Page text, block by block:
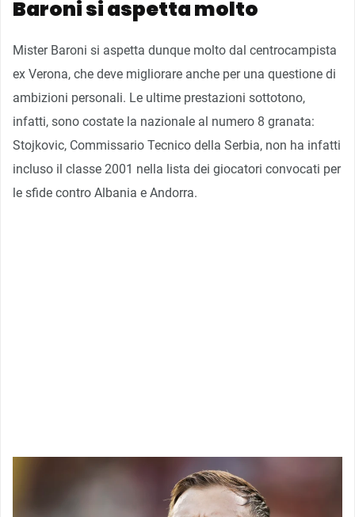
Baroni si aspetta molto
Mister Baroni si aspetta dunque molto dal centrocampista
ex Verona, che deve migliorare anche per una questione di
ambizioni personali. Le ultime prestazioni sottotono,
infatti, sono costate la nazionale al numero 8 granata:
Stojkovic, Commissario Tecnico della Serbia, non ha infatti
incluso il classe 2001 nella lista dei giocatori convocati per
le sfide contro Albania e Andorra.